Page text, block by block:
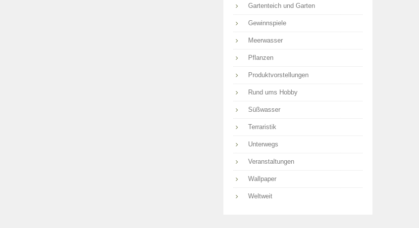
Gartenteich und Garten
Gewinnspiele
Meerwasser
Pflanzen
Produktvorstellungen
Rund ums Hobby
Süßwasser
Terraristik
Unterwegs
Veranstaltungen
Wallpaper
Weltweit